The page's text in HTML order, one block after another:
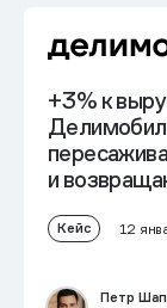
+3% к
и
Кейс 12
Петр